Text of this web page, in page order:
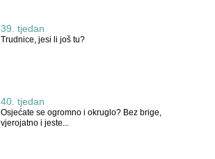
39. tjedan
Trudnice, jesi li još tu?
40. tjedan
Osjećate se ogromno i okruglo? Bez brige,
vjerojatno i jeste...